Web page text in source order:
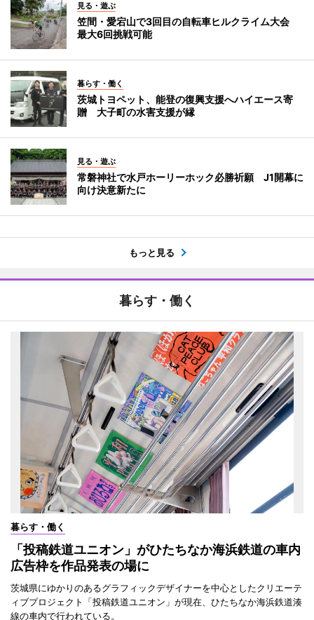
見る・遊ぶ
笠間・愛宕山で3回目の自転車ヒルクライム大会
最大6回挑戦可能
暮らす・働く
茨城トヨペット、能登の復興支援へハイエース寄
贈 大子町の水害支援が縁
見る・遊ぶ
常磐神社で水戸ホーリーホック必勝祈願 J1開幕に
向け決意新たに
もっと見る
暮らす・働く
暮らす・働く
「投稿鉄道ユニオン」がひたちなか海浜鉄道の車内
広告枠を作品発表の場に
茨城県にゆかりのあるグラフィックデザイナーを中心としたクリエーテ
ィブプロジェクト「投稿鉄道ユニオン」が現在、ひたちなか海浜鉄道湊
線の車内で行われている。